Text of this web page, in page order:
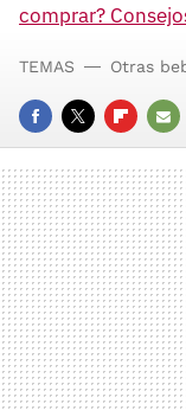
comprar?
FACEBOOK
TWITTER
E-
MAIL
TEMAS Otras